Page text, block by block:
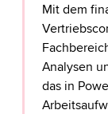
Mit dem
Analysen
das in